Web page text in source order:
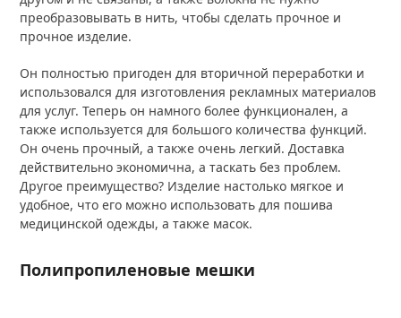
преобразовывать в нить, чтобы сделать прочное и
прочное изделие.
Он полностью пригоден для вторичной переработки и
использовался для изготовления рекламных материалов
для услуг. Теперь он намного более функционален, а
также используется для большого количества функций.
Он очень прочный, а также очень легкий. Доставка
действительно экономична, а таскать без проблем.
Другое преимущество? Изделие настолько мягкое и
удобное, что его можно использовать для пошива
медицинской одежды, а также масок.
Полипропиленовые мешки